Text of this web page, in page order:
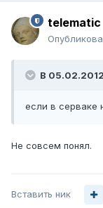
telematic
В 05.02.2012
если в серваке
Не совсем понял.
Вставить ник